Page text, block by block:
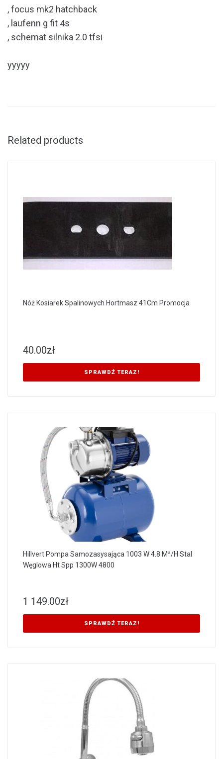
, focus mk2 hatchback
, laufenn g fit 4s
, schemat silnika 2.0 tfsi
yyyyy
Related products
Nóż Kosiarek Spalinowych Hortmasz 41Cm Promocja
40.00zł
SPRAWDŹ TERAZ!
Hillvert Pompa Samozasysająca 1003 W 4.8 M³/H Stal
Węglowa Ht Spp 1300W 4800
1 149.00zł
SPRAWDŹ TERAZ!